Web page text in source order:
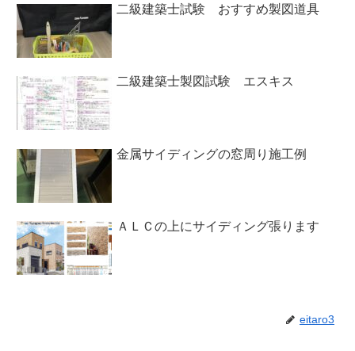
二級建築士試験 おすすめ製図道具
二級建築士製図試験 エスキス
金属サイディングの窓周り施工例
ＡＬＣの上にサイディング張ります
eitaro3